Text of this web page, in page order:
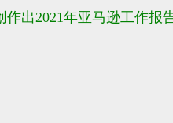
出2021年亚马逊工作报